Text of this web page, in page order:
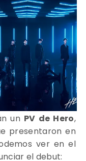
un PV de Hero,
presentaron en
ver en el
el debut: